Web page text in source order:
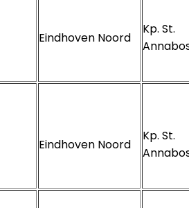
Eindhoven Noord
Kp. St.
Eindhoven Noord
Kp. St.